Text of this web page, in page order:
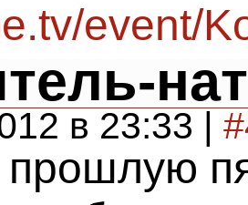
event/
в 23:33 |